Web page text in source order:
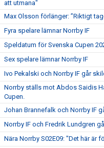
att utmana"
Max Olsson förlänger: ”Riktigt
Fyra spelare lämnar Norrby IF
Speldatum för Svenska Cupen
Sex spelare lämnar Norrby IF
Ivo Pekalski och Norrby IF går
Norrby ställs mot Abdos Saidis
Cupen.
Johan Brannefalk och Norrby IF
Norrby IF och Fredrik Lundgren
Nära Norrby S02E09: "Det här är